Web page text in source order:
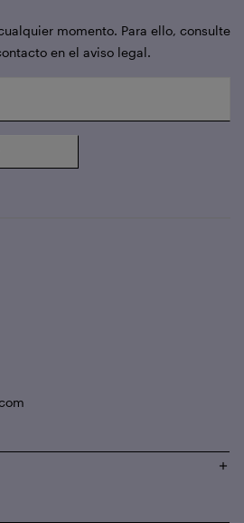
momento. Para ello, consulte
en el aviso legal.